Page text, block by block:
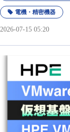
電機・精密機器
2026-07-15 05:20